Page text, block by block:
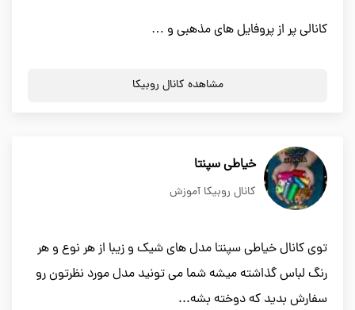
کانالی پر از پروفایل های مذهبی و …
مشاهده کانال روبیکا
خیاطی سپنتا
کانال روبیکا آموزش
توی کانال خیاطی سپنتا مدل های شیک و زیبا از هر نوع و هر
رنگ لباس گذاشته میشه شما می تونید مدل مورد نظرتون رو
سفارش بدید که دوخته بشه...